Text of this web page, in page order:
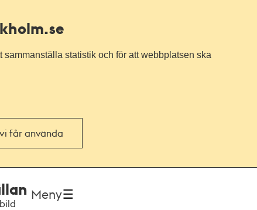
statistik och för att webbplatsen ska
får använda
Meny